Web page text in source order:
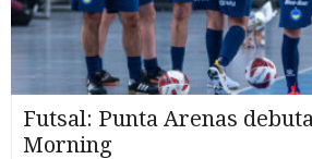
Futsal: Punta Arenas
Morning